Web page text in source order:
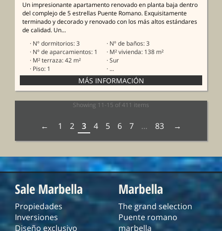
Un impresionante apartamento renovado en planta baja dentro
del complejo de 5 estrellas Puente Romano. Exquisitamente
terminado y decorado y renovado con los más altos estándares
de calidad. Un...
· Nº dormitorios: 3
· Nº de baños: 3
· Nº de aparcamientos: 1
· M² vivienda: 138 m²
· M² terraza: 42 m²
· Sur
· Piso: 1
· ...
Showing 11-15 of 411 items
1 2 3 4 5 6 7 … 83
Sale Marbella
Propiedades
Inversiones
Diseño exclusivo
Marbella
The grand selection
Puente romano
marbella